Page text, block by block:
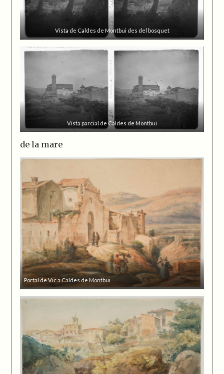
Vista de Caldes de Montbui des del bosquet
Vista parcial de Caldes de Montbui
de la mare
Portal de Vic a Caldes de Montbui